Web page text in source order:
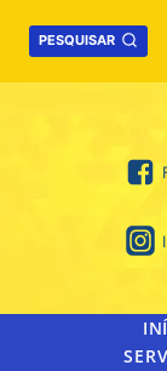
PESQUISAR